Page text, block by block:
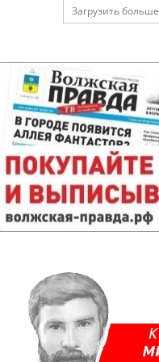
Загрузить больше